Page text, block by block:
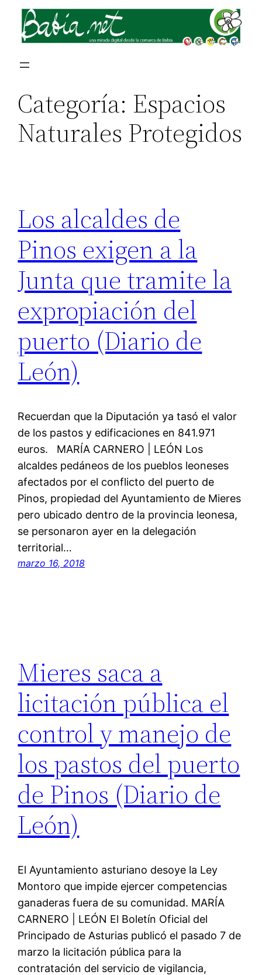
Saltar
contenido
Categoría: Espacios
Naturales Protegidos
Los alcaldes de
Pinos exigen a la
Junta que tramite la
expropiación del
puerto (Diario de
León)
Recuerdan que la Diputación ya tasó el valor
de los pastos y edificaciones en 841.971
euros. MARÍA CARNERO | LEÓN Los
alcaldes pedáneos de los pueblos leoneses
afectados por el conflicto del puerto de
Pinos, propiedad del Ayuntamiento de Mieres
pero ubicado dentro de la provincia leonesa,
se personaron ayer en la delegación
territorial…
marzo 16, 2018
Mieres saca a
licitación pública el
control y manejo de
los pastos del puerto
de Pinos (Diario de
León)
El Ayuntamiento asturiano desoye la Ley
Montoro que impide ejercer competencias
ganaderas fuera de su comunidad. MARÍA
CARNERO | LEÓN El Boletín Oficial del
Principado de Asturias publicó el pasado 7 de
marzo la licitación pública para la
contratación del servicio de vigilancia,